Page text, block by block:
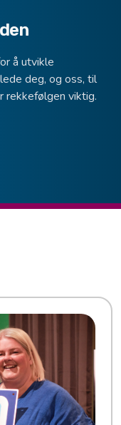
å utvikle
deg, og oss, til
rekkefølgen viktig.